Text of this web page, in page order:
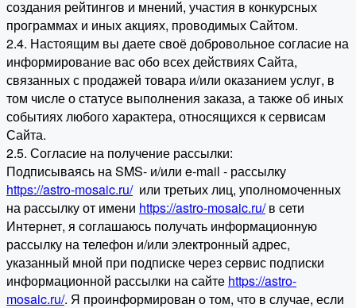
создания рейтингов и мнений, участия в конкурсных
программах и иных акциях, проводимых Сайтом.
2.4. Настоящим вы даете своё добровольное согласие на
информирование вас обо всех действиях Сайта,
связанных с продажей товара и/или оказанием услуг, в
том числе о статусе выполнения заказа, а также об иных
событиях любого характера, относящихся к сервисам
Сайта.
2.5. Согласие на получение рассылки:
Подписываясь на SMS- и/или e-mail - рассылку
https://astro-mosaic.ru/или третьих лиц, уполномоченных
на рассылку от имени https://astro-mosaic.ru/в сети
Интернет, я соглашаюсь получать информационную
рассылку на телефон и/или электронный адрес,
указанный мной при подписке через сервис подписки
информационной рассылки на сайте https://astro-
mosaic.ru/. Я проинформирован о том, что в случае, если